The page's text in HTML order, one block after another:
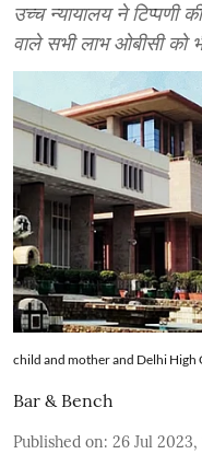
उच्च न्यायालय ने टिप्पणी
वाले सभी लाभ ओबीसी को
child and mother and Delhi High
Bar & Bench
Published on: 26 Jul 2023,